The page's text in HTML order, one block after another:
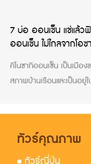
7 บ่อ ออนเซ็น แช่แล้ว
ออนเซ็น ไม่ไกลจากโอซ
คิโนซากิออนเซ็น เป็นเมือ
สภาพบ้านเรือนและเป็นอ
ทัวร์คุณภาพ